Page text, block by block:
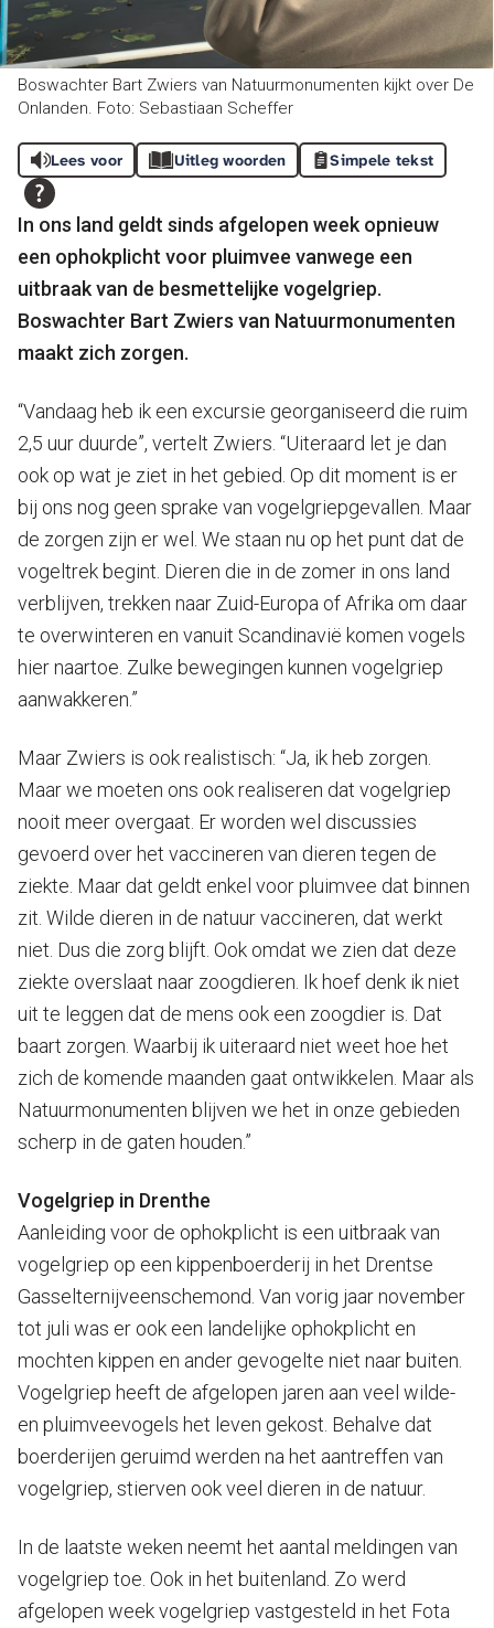
Boswachter Bart Zwiers van Natuurmonumenten kijkt over De
Onlanden. Foto: Sebastiaan Scheffer
Lees voor Uitleg woorden Simpele tekst
In ons land geldt sinds afgelopen week opnieuw
een ophokplicht voor pluimvee vanwege een
uitbraak van de besmettelijke vogelgriep.
Boswachter Bart Zwiers van Natuurmonumenten
maakt zich zorgen.
“Vandaag heb ik een excursie georganiseerd die ruim
2,5 uur duurde”, vertelt Zwiers. “Uiteraard let je dan
ook op wat je ziet in het gebied. Op dit moment is er
bij ons nog geen sprake van vogelgriepgevallen. Maar
de zorgen zijn er wel. We staan nu op het punt dat de
vogeltrek begint. Dieren die in de zomer in ons land
verblijven, trekken naar Zuid-Europa of Afrika om daar
te overwinteren en vanuit Scandinavië komen vogels
hier naartoe. Zulke bewegingen kunnen vogelgriep
aanwakkeren.”
Maar Zwiers is ook realistisch: “Ja, ik heb zorgen.
Maar we moeten ons ook realiseren dat vogelgriep
nooit meer overgaat. Er worden wel discussies
gevoerd over het vaccineren van dieren tegen de
ziekte. Maar dat geldt enkel voor pluimvee dat binnen
zit. Wilde dieren in de natuur vaccineren, dat werkt
niet. Dus die zorg blijft. Ook omdat we zien dat deze
ziekte overslaat naar zoogdieren. Ik hoef denk ik niet
uit te leggen dat de mens ook een zoogdier is. Dat
baart zorgen. Waarbij ik uiteraard niet weet hoe het
zich de komende maanden gaat ontwikkelen. Maar als
Natuurmonumenten blijven we het in onze gebieden
scherp in de gaten houden.”
Vogelgriep in Drenthe
Aanleiding voor de ophokplicht is een uitbraak van
vogelgriep op een kippenboerderij in het Drentse
Gasselternijveenschemond. Van vorig jaar november
tot juli was er ook een landelijke ophokplicht en
mochten kippen en ander gevogelte niet naar buiten.
Vogelgriep heeft de afgelopen jaren aan veel wilde-
en pluimveevogels het leven gekost. Behalve dat
boerderijen geruimd werden na het aantreffen van
vogelgriep, stierven ook veel dieren in de natuur.
In de laatste weken neemt het aantal meldingen van
vogelgriep toe. Ook in het buitenland. Zo werd
afgelopen week vogelgriep vastgesteld in het Fota